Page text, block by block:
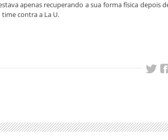
apenas recuperando a sua forma física depois
contra a La U.